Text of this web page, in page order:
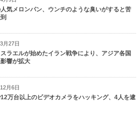
気メロンパン、ウンチのような臭いがすると苦
月27日
ラエルが始めたイラン戦争により、アジア各国
響が拡大
月6日
万台以上のビデオカメラをハッキング、4人を逮